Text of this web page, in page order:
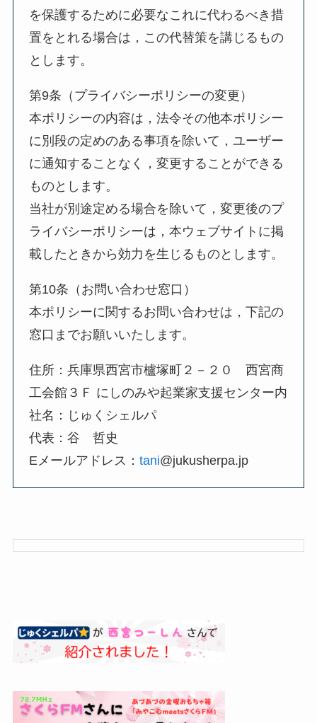
を保護するために必要なこれに代わるべき措
置をとれる場合は，この代替策を講じるもの
とします。
第9条（プライバシーポリシーの変更）
本ポリシーの内容は，法令その他本ポリシー
に別段の定めのある事項を除いて，ユーザー
に通知することなく，変更することができる
ものとします。
当社が別途定める場合を除いて，変更後のプ
ライバシーポリシーは，本ウェブサイトに掲
載したときから効力を生じるものとします。
第10条（お問い合わせ窓口）
本ポリシーに関するお問い合わせは，下記の
窓口までお願いいたします。
住所：兵庫県西宮市櫨塚町２－２０ 西宮商
工会館３Ｆ にしのみや起業家支援センター内
社名：じゅくシェルパ
代表：谷 哲史
Eメールアドレス：tani@jukusherpa.jp